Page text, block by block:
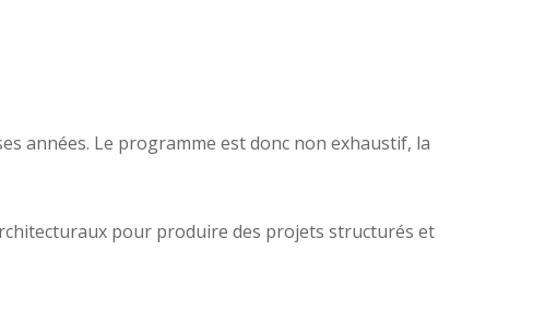
années. Le programme est donc non exhaustif, la
pour produire des projets structurés et